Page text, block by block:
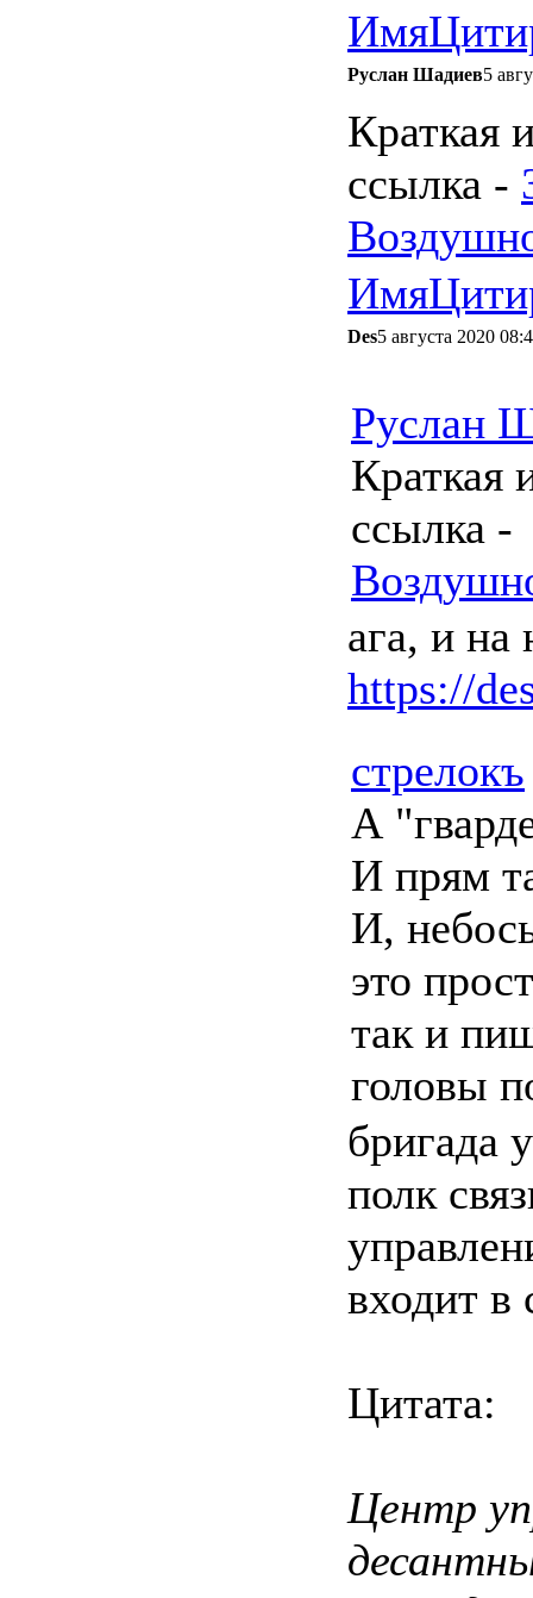
Имя
Руслан Шадиев5
Краткая
ссылка -
Имя
Des5 августа 2020
Руслан
Краткая
ссылка
ага, и на
https://
стрелокъ
А
И прям
И,
это
так и
головы
бригада
полк
входит в
Цитата:
Центр